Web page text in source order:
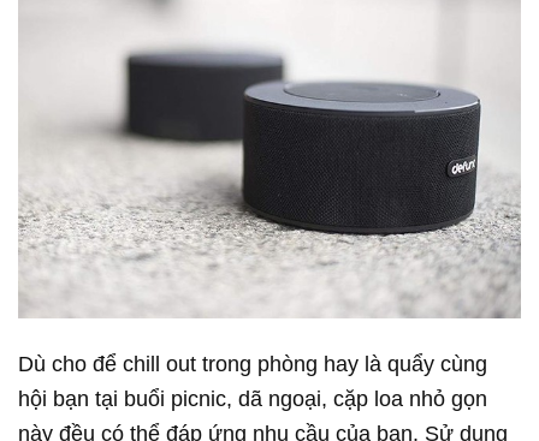
Dù cho để chill out trong phòng hay là quẩy cùng
hội bạn tại buổi picnic, dã ngoại, cặp loa nhỏ gọn
này đều có thể đáp ứng nhu cầu của bạn. Sử dụng